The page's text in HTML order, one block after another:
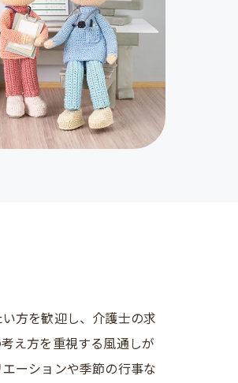
方を歓迎し、介護士の求
え方を重視する風通しが
ーションや季節の行事な